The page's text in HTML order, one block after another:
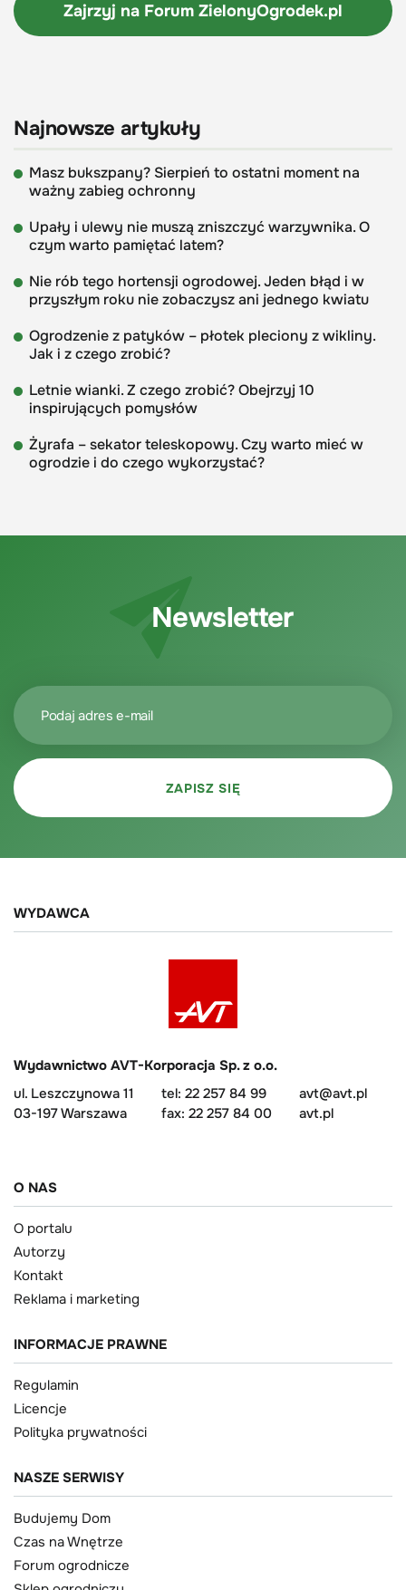
Zajrzyj na Forum ZielonyOgrodek.pl
Najnowsze artykuły
Masz bukszpany? Sierpień to ostatni moment na
ważny zabieg ochronny
Upały i ulewy nie muszą zniszczyć warzywnika. O
czym warto pamiętać latem?
Nie rób tego hortensji ogrodowej. Jeden błąd i w
przyszłym roku nie zobaczysz ani jednego kwiatu
Ogrodzenie z patyków – płotek pleciony z wikliny.
Jak i z czego zrobić?
Letnie wianki. Z czego zrobić? Obejrzyj 10
inspirujących pomysłów
Żyrafa – sekator teleskopowy. Czy warto mieć w
ogrodzie i do czego wykorzystać?
Newsletter
WYDAWCA
Wydawnictwo AVT-Korporacja Sp. z o.o.
ul. Leszczynowa 11
03-197 Warszawa
tel: 22 257 84 99
fax: 22 257 84 00
avt@avt.pl
avt.pl
O NAS
O portalu
Autorzy
Kontakt
Reklama i marketing
INFORMACJE PRAWNE
Regulamin
Licencje
Polityka prywatności
NASZE SERWISY
Budujemy Dom
Czas na Wnętrze
Forum ogrodnicze